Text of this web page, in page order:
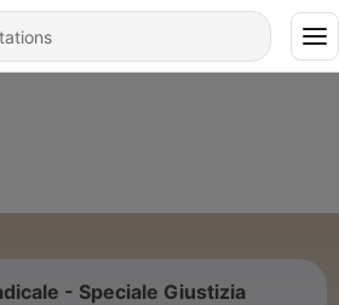
- Speciale Giustizia